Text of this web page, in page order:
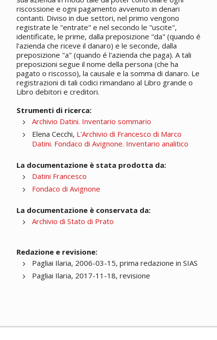
riscossione e ogni pagamento avvenuto in denari
contanti. Diviso in due settori, nel primo vengono
registrate le "entrate" e nel secondo le "uscite",
identificate, le prime, dalla preposizione "da" (quando é
l'azienda che riceve il danaro) e le seconde, dalla
preposizione "a" (quando é l'azienda che paga). A tali
preposizioni segue il nome della persona (che ha
pagato o riscosso), la causale e la somma di danaro. Le
registrazioni di tali codici rimandano al Libro grande o
Libro debitori e creditori.
Strumenti di ricerca:
Archivio Datini. Inventario sommario
Elena Cecchi, L'Archivio di Francesco di Marco
Datini. Fondaco di Avignone. Inventario analitico
La documentazione è stata prodotta da:
Datini Francesco
Fondaco di Avignone
La documentazione è conservata da:
Archivio di Stato di Prato
Redazione e revisione:
Pagliai Ilaria, 2006-03-15, prima redazione in SIAS
Pagliai Ilaria, 2017-11-18, revisione